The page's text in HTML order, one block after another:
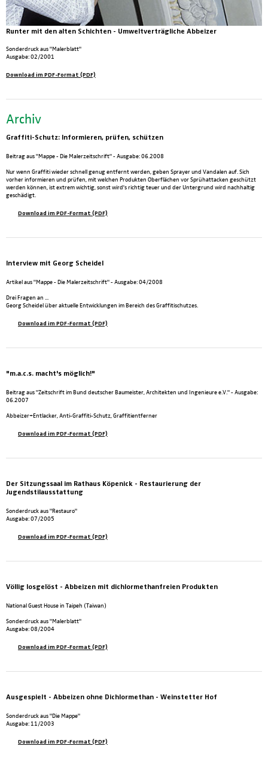
Runter mit den alten Schichten - Umweltverträgliche Abbeizer
Sonderdruck aus "Malerblatt"
Ausgabe: 02/2001
Download im PDF-Format (PDF)
Archiv
Graffiti-Schutz: Informieren, prüfen, schützen
Beitrag aus "Mappe - Die Malerzeitschrift" - Ausgabe: 06.2008
Nur wenn Graffiti wieder schnell genug entfernt werden, geben Sprayer und Vandalen auf. Sich
vorher informieren und prüfen, mit welchen Produkten Oberflächen vor Sprühattacken geschützt
werden können, ist extrem wichtig, sonst wird's richtig teuer und der Untergrund wird nachhaltig
geschädigt.
Download im PDF-Format (PDF)
Interview mit Georg Scheidel
Artikel aus "Mappe - Die Malerzeitschrift" - Ausgabe: 04/2008
Drei Fragen an ...
Georg Scheidel über aktuelle Entwicklungen im Bereich des Graffitischutzes.
Download im PDF-Format (PDF)
"m.a.c.s. macht's möglich!"
Beitrag aus "Zeitschrift im Bund deutscher Baumeister, Architekten und Ingenieure e.V." - Ausgabe:
06.2007
Abbeizer+Entlacker, Anti-Graffiti-Schutz, Graffitientferner
Download im PDF-Format (PDF)
Der Sitzungssaal im Rathaus Köpenick - Restaurierung der
Jugendstilausstattung
Sonderdruck aus "Restauro"
Ausgabe: 07/2005
Download im PDF-Format (PDF)
Völlig losgelöst - Abbeizen mit dichlormethanfreien Produkten
National Guest House in Taipeh (Taiwan)
Sonderdruck aus "Malerblatt"
Ausgabe: 08/2004
Download im PDF-Format (PDF)
Ausgespielt - Abbeizen ohne Dichlormethan - Weinstetter Hof
Sonderdruck aus "Die Mappe"
Ausgabe: 11/2003
Download im PDF-Format (PDF)